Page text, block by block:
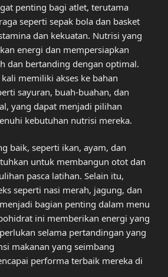
penting bagi atlet, terutama
seperti sepak bola dan basket
dan kekuatan. Nutrisi yang
energi dan mempersiapkan
dan bertanding dengan optimal.
memiliki akses ke bahan
sayuran, buah-buahan, dan
yang dapat menjadi pilihan
kebutuhan nutrisi mereka.
baik, seperti ikan, ayam, dan
untuk membangun otot dan
pasca latihan. Selain itu,
seperti nasi merah, jagung, dan
bagian penting dalam menu
ini memberikan energi yang
selama pertandingan yang
makanan yang seimbang
performa terbaik mereka di